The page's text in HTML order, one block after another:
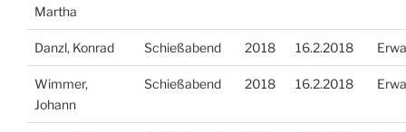
Martha
Danzl, Konrad Schießabend 2018 16.2.2018
Wimmer,
Johann
Schießabend 2018 16.2.2018